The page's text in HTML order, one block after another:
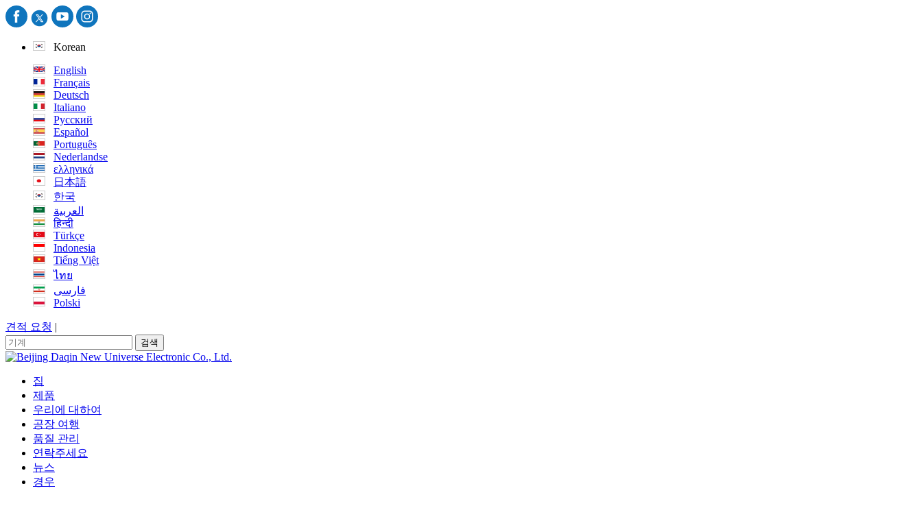
Korean
English
Français
Deutsch
Italiano
Русский
Español
Português
Nederlandse
ελληνικά
日本語
한국
العربية
हिन्दी
Türkçe
Indonesia
Tiếng Việt
ไทย
فارسی
Polski
견적 요청 |
검색
집
제품
우리에 대하여
공장 여행
품질 관리
연락주세요
뉴스
경우